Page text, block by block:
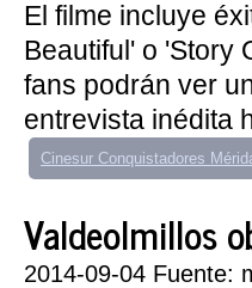
El filme incluye
Beautiful' o 'Story
fans podrán ver
entrevista inédita
Cinesur Conquistadores
Valdeolmillos
2014-09-04 Fuente: